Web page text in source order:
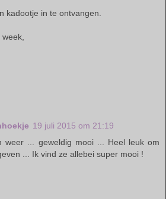
kadootje in te ontvangen.
week,
19 juli 2015 om 21:19
weer ... geweldig mooi ... Heel leuk om
... Ik vind ze allebei super mooi !